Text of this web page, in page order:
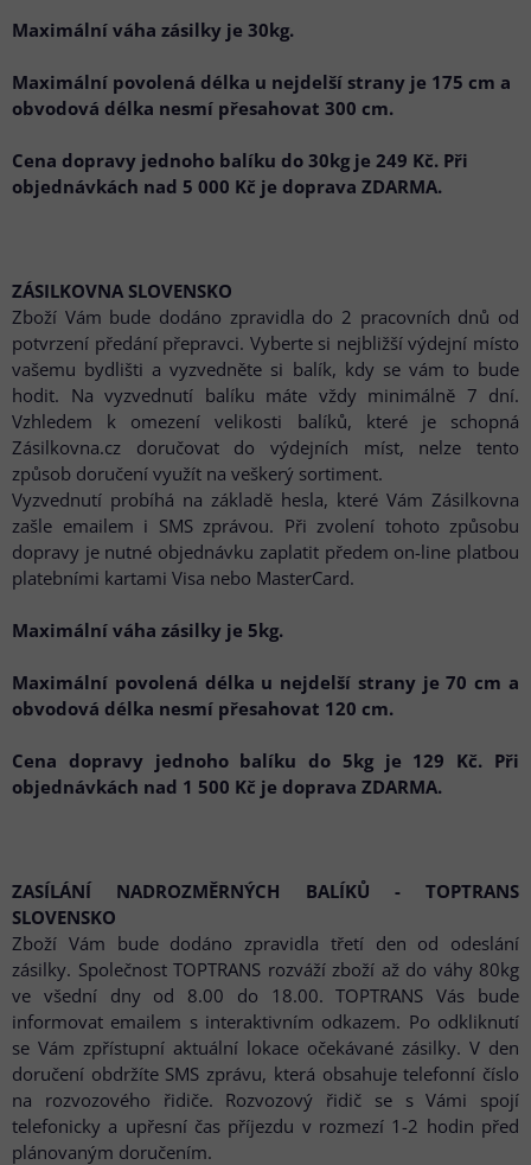
Maximální váha zásilky je 30kg.
Maximální povolená délka u nejdelší strany je 175 cm a
obvodová délka nesmí přesahovat 300 cm.
Cena dopravy jednoho balíku do 30kg je 249 Kč. Při
objednávkách nad 5 000 Kč je doprava ZDARMA.
ZÁSILKOVNA SLOVENSKO
Zboží Vám bude dodáno zpravidla do 2 pracovních dnů od
potvrzení předání přepravci. Vyberte si nejbližší výdejní místo
vašemu bydlišti a vyzvedněte si balík, kdy se vám to bude
hodit. Na vyzvednutí balíku máte vždy minimálně 7 dní.
Vzhledem k omezení velikosti balíků, které je schopná
Zásilkovna.cz doručovat do výdejních míst, nelze tento
způsob doručení využít na veškerý sortiment.
Vyzvednutí probíhá na základě hesla, které Vám Zásilkovna
zašle emailem i SMS zprávou. Při zvolení tohoto způsobu
dopravy je nutné objednávku zaplatit předem on-line platbou
platebními kartami Visa nebo MasterCard.
Maximální váha zásilky je 5kg.
Maximální povolená délka u nejdelší strany je 70 cm a
obvodová délka nesmí přesahovat 120 cm.
Cena dopravy jednoho balíku do 5kg je 129 Kč. Při
objednávkách nad 1 500 Kč je doprava ZDARMA.
ZASÍLÁNÍ NADROZMĚRNÝCH BALÍKŮ - TOPTRANS
SLOVENSKO
Zboží Vám bude dodáno zpravidla třetí den od odeslání
zásilky. Společnost TOPTRANS rozváží zboží až do váhy 80kg
ve všední dny od 8.00 do 18.00. TOPTRANS Vás bude
informovat emailem s interaktivním odkazem. Po odkliknutí
se Vám zpřístupní aktuální lokace očekávané zásilky. V den
doručení obdržíte SMS zprávu, která obsahuje telefonní číslo
na rozvozového řidiče. Rozvozový řidič se s Vámi spojí
telefonicky a upřesní čas příjezdu v rozmezí 1-2 hodin před
plánovaným doručením.